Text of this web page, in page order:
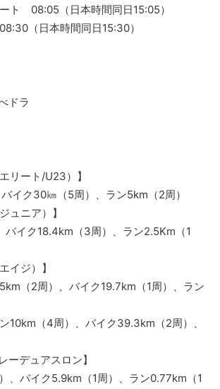
ト 08:05（日本時間同日15:05）
（日本時間同日15:30）
ドラ
リート/U23）】
イク30㎞（5周）、ラン5km（2周）
ュニア）】
バイク18.4km（3周）、ラン2.5Km（1
イジ）】
（2周）、バイク19.7km（1周）、ラン
10km（4周）、バイク39.3km（2周）、
ーデュアスロン】
、バイク5.9km（1周）、ラン0.77km（1